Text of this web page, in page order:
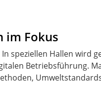
im Fokus
speziellen Hallen wird
Betriebsführung.